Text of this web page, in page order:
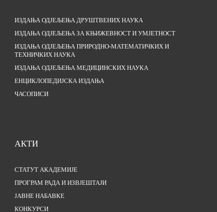
ИЗДАЊА ОДЈЕЉЕЊА ДРУШТВЕНИХ НАУКА
ИЗДАЊА ОДЈЕЉЕЊА ЗА КЊИЖЕВНОСТ И УМЈЕТНОСТ
ИЗДАЊА ОДЈЕЉЕЊА ПРИРОДНО-МАТЕМАТИЧКИХ И
ТЕХНИЧКИХ НАУКА
ИЗДАЊА ОДЈЕЉЕЊА МЕДИЦИНСКИХ НАУКА
ЕНЦИКЛОПЕДИЈСКА ИЗДАЊА
ЧАСОПИСИ
АКТИ
СТАТУТ АКАДЕМИЈЕ
ПРОГРАМ РАДА И ИЗВЈЕШТАЈИ
ЈАВНЕ НАБАВКЕ
КОНКУРСИ